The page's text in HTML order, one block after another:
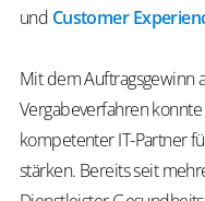
und Customer
Mit dem Auftragsgewinn
Vergabeverfahren
kompetenter IT-Partner
stärken. Bereits seit